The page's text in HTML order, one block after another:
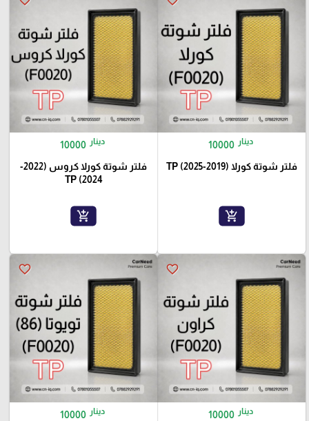
10000 دينار
فلتر شوتة كورلا (2019-2025) TP
add_shopping_cart
10000 دينار
فلتر شوتة كورلا كروس (2022-
2024) TP
add_shopping_cart
favorite_border
10000 دينار
favorite_border
10000 دينار